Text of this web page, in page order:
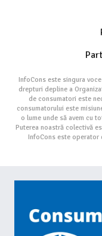
InfoCons este singura
drepturi depline a
de consumatori este
consumatorului este
o lume unde să avem cu
Puterea noastră colectivă
InfoCons este operator